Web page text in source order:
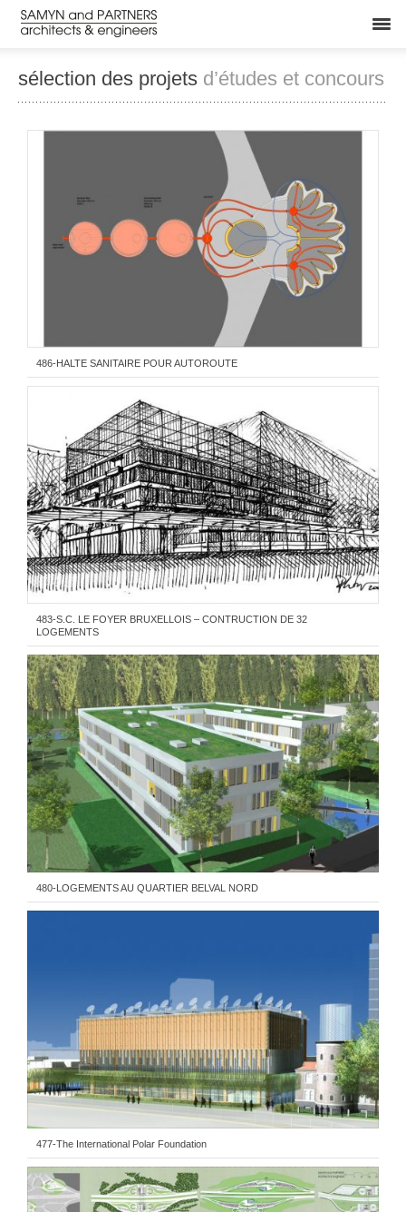
sélection des projets d’études et concours
486-HALTE SANITAIRE POUR AUTOROUTE
483-S.C. LE FOYER BRUXELLOIS – CONTRUCTION DE 32
LOGEMENTS
480-LOGEMENTS AU QUARTIER BELVAL NORD
477-The International Polar Foundation